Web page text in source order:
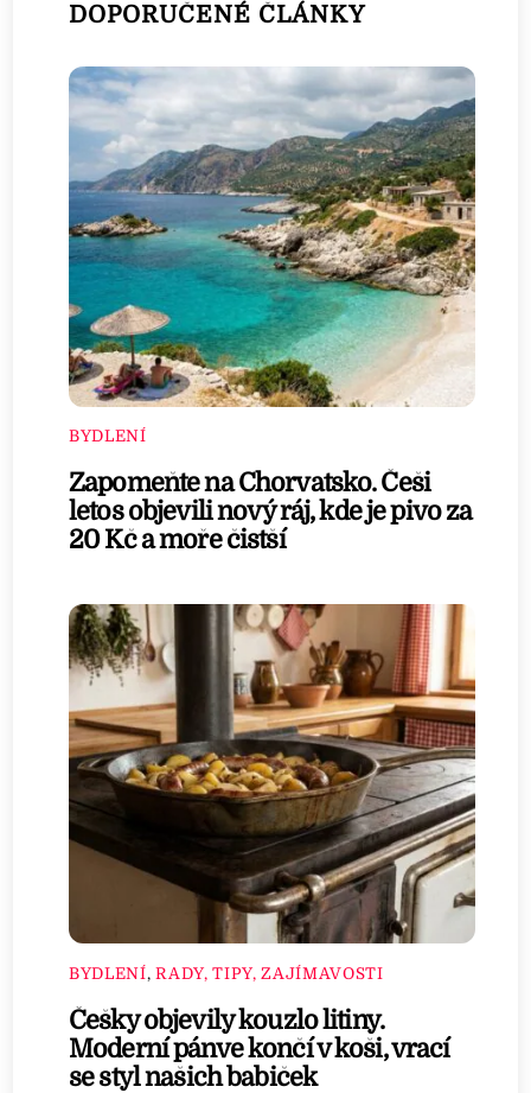
DOPORUČENÉ ČLÁNKY
BYDLENÍ
Zapomeňte na Chorvatsko. Češi
letos objevili nový ráj, kde je pivo za
20 Kč a moře čistší
BYDLENÍ,RADY, TIPY, ZAJÍMAVOSTI
Češky objevily kouzlo litiny.
Moderní pánve končí v koši, vrací
se styl našich babiček